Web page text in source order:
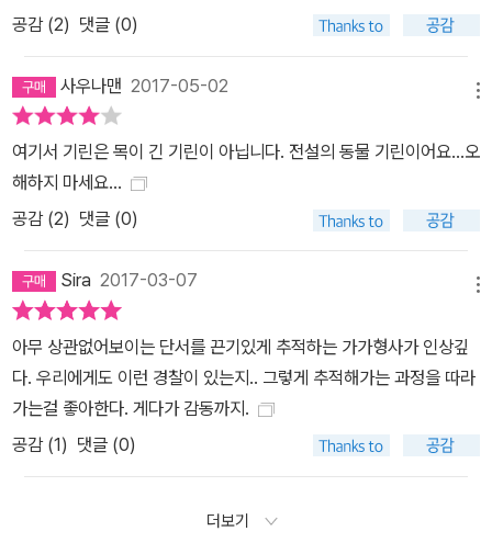
공감 (2) 댓글 (0)
사우나맨 2017-05-02
여기서 기린은 목이 긴 기린이 아닙니다. 전설의 동물 기린이어요...오
해하지 마세요...
공감 (2) 댓글 (0)
Sira 2017-03-07
아무 상관없어보이는 단서를 끈기있게 추적하는 가가형사가 인상깊
다. 우리에게도 이런 경찰이 있는지.. 그렇게 추적해가는 과정을 따라
가는걸 좋아한다. 게다가 감동까지.
공감 (1) 댓글 (0)
더보기